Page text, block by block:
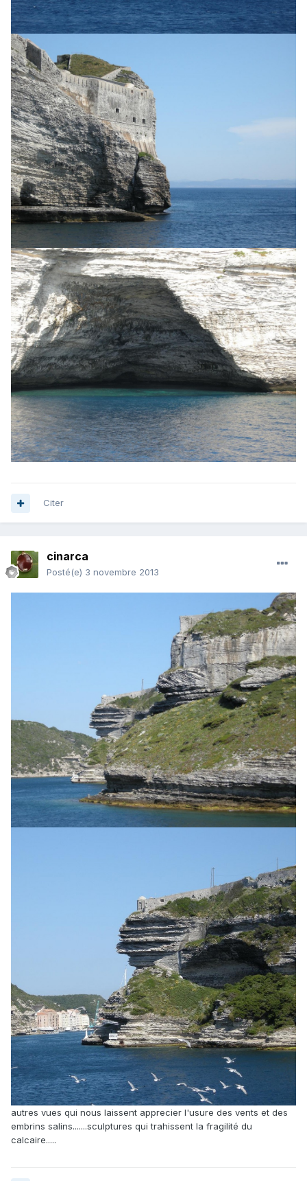
Citer
cinarca
Posté(e) 3 novembre 2013
autres vues qui nous laissent apprecier l'usure des vents et des
embrins salins.......sculptures qui trahissent la fragilité du
calcaire.....